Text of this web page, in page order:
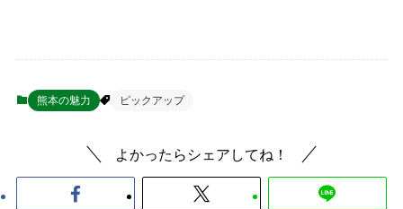
熊本の魅力 ピックアップ
よかったらシェアしてね！